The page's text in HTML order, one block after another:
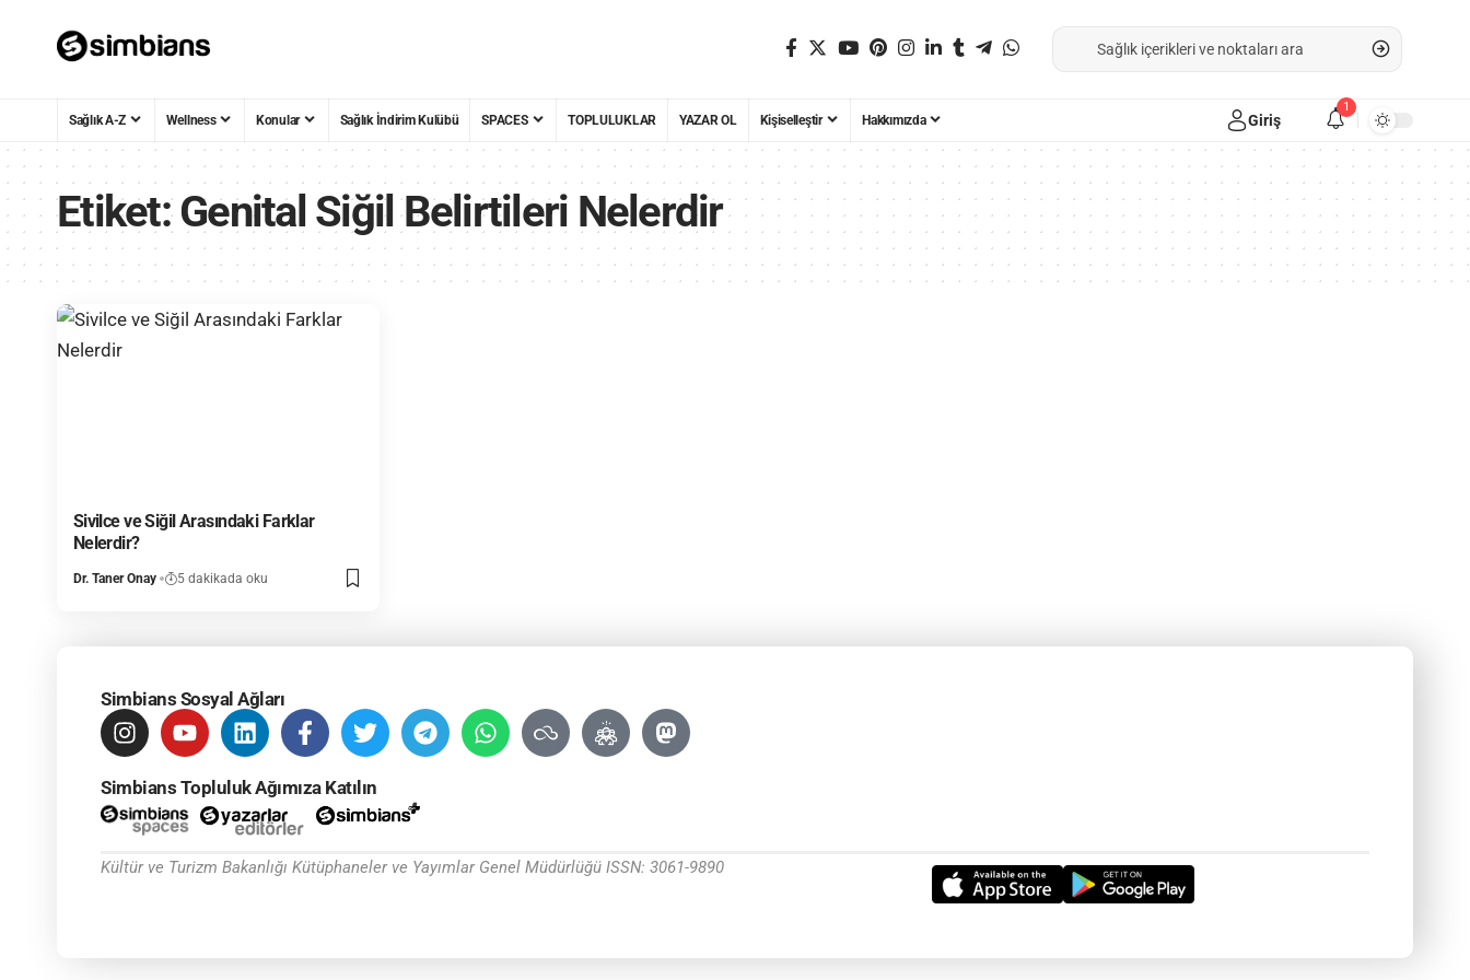
Sağlık A-Z Wellness Konular Sağlık İndirim Kulübü SPACES TOPLULUKLAR YAZAR OL Kişiselleştir Hakkımızda Giriş
1
Etiket:Genital Siğil Belirtileri Nelerdir
Sivilce ve Siğil Arasındaki Farklar
Nelerdir?
Dr. Taner Onay 5 dakikada oku
Simbians Sosyal Ağları
Simbians Topluluk Ağımıza Katılın
Kültür ve Turizm Bakanlığı Kütüphaneler ve Yayımlar Genel Müdürlüğü ISSN: 3061-9890